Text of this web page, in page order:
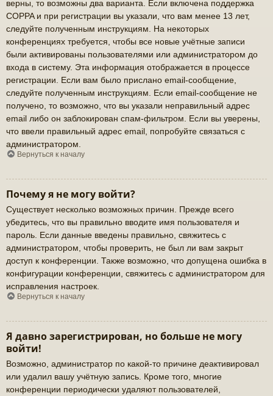
верны, то возможны два варианта. Если включена поддержка
COPPA и при регистрации вы указали, что вам менее 13 лет,
следуйте полученным инструкциям. На некоторых
конференциях требуется, чтобы все новые учётные записи
были активированы пользователями или администратором до
входа в систему. Эта информация отображается в процессе
регистрации. Если вам было прислано email-сообщение,
следуйте полученным инструкциям. Если email-сообщение не
получено, то возможно, что вы указали неправильный адрес
email либо он заблокирован спам-фильтром. Если вы уверены,
что ввели правильный адрес email, попробуйте связаться с
администратором.
Вернуться к началу
Почему я не могу войти?
Существует несколько возможных причин. Прежде всего
убедитесь, что вы правильно вводите имя пользователя и
пароль. Если данные введены правильно, свяжитесь с
администратором, чтобы проверить, не был ли вам закрыт
доступ к конференции. Также возможно, что допущена ошибка в
конфигурации конференции, свяжитесь с администратором для
исправления настроек.
Вернуться к началу
Я давно зарегистрирован, но больше не могу
войти!
Возможно, администратор по какой-то причине деактивировал
или удалил вашу учётную запись. Кроме того, многие
конференции периодически удаляют пользователей,